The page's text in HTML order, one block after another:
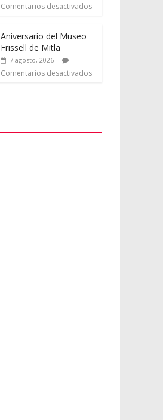
Comentarios desactivados
Aniversario del Museo
Frissell de Mitla
7 agosto, 2026
Comentarios desactivados